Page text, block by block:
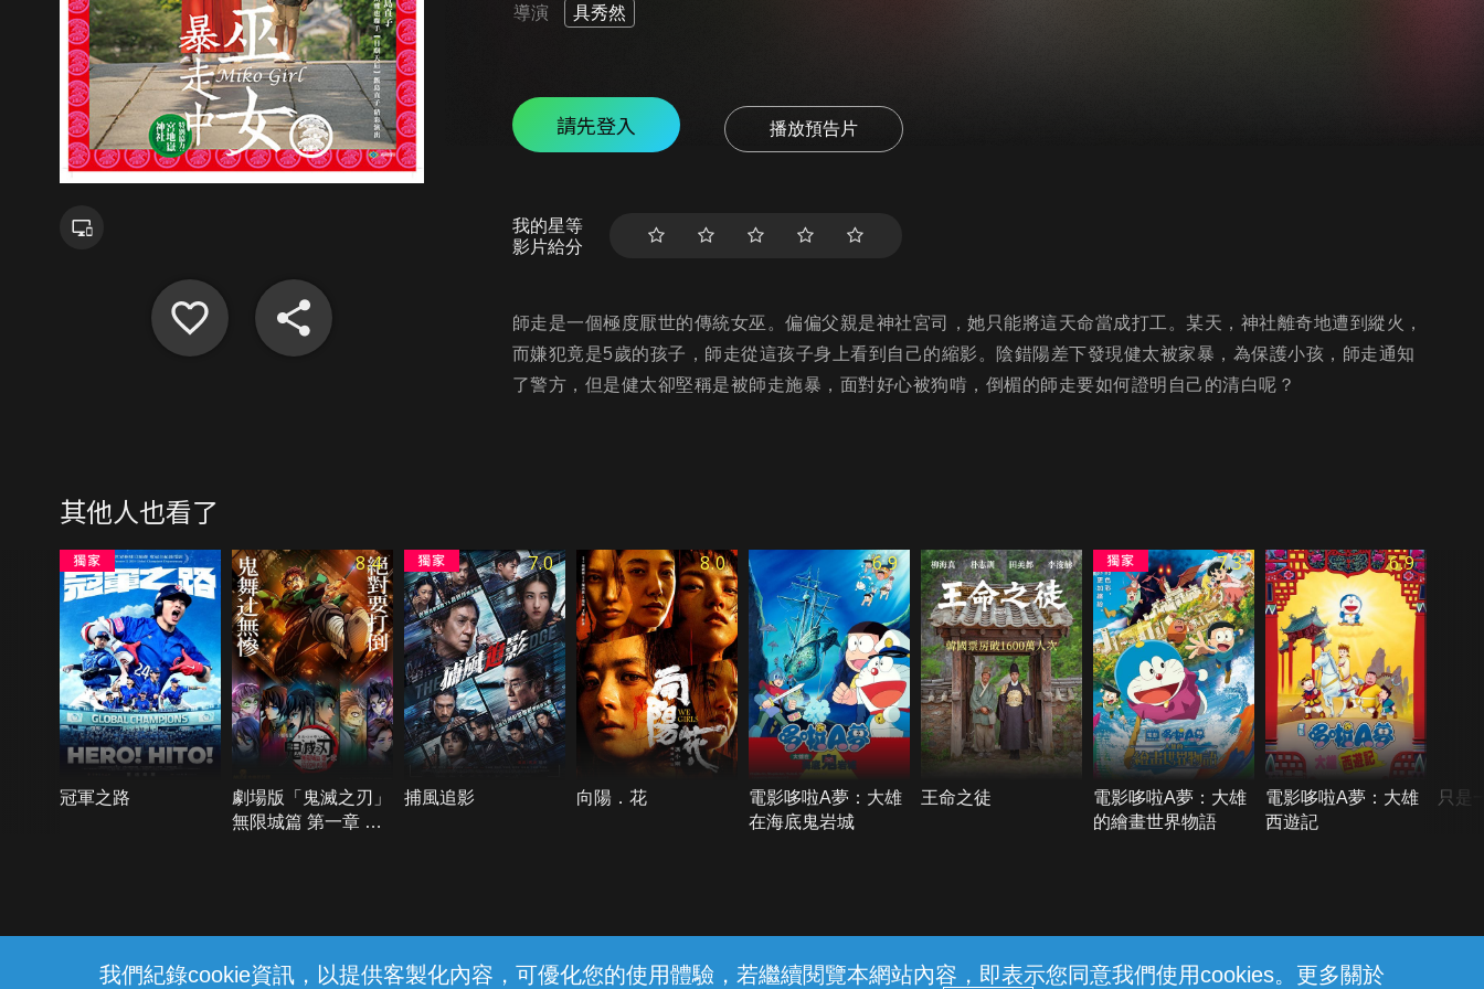
我們紀錄cookie資訊，以提供客製化內容，可優化您的使用體驗，若繼續閱覽本網站內容，即表示您同意我們使用cookies。更多關於
導演 具秀然
請先登入 播放預告片
我的星等
影片給分
師走是一個極度厭世的傳統女巫。偏偏父親是神社宮司，她只能將這天命當成打工。某天，神社離奇地遭到縱火，
而嫌犯竟是5歲的孩子，師走從這孩子身上看到自己的縮影。陰錯陽差下發現健太被家暴，為保護小孩，師走通知
了警方，但是健太卻堅稱是被師走施暴，面對好心被狗啃，倒楣的師走要如何證明自己的清白呢？
其他人也看了
冠軍之路
8.4
劇場版「鬼滅之刃」
無限城篇 第一章 猗
7.0
捕風追影
8.0
向陽．花
6.9
電影哆啦A夢：大雄
在海底鬼岩城
王命之徒
7.3
電影哆啦A夢：大雄
的繪畫世界物語
6.9
電影哆啦A夢：大雄
西遊記
只是
線上客服 服務條款 隱私權保護